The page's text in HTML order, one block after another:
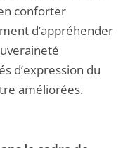
conforter
d’appréhender
d’expression du
améliorées.